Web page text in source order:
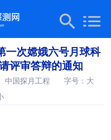
一次嫦娥六号月球科
评审答辩的通知
中国探月工程 字号： 大